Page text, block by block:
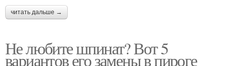
читать дальше →
Не любите шпинат? Вот 5
вариантов его замены в пироге